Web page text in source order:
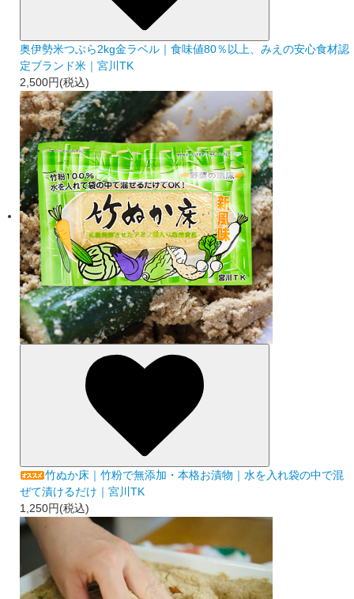
奥伊勢米つぶら2kg金ラベル｜食味値80％以上、みえの安心食材認
定ブランド米｜宮川TK
2,500円(税込)
竹ぬか床｜竹粉で無添加・本格お漬物｜水を入れ袋の中で混
ぜて漬けるだけ｜宮川TK
1,250円(税込)